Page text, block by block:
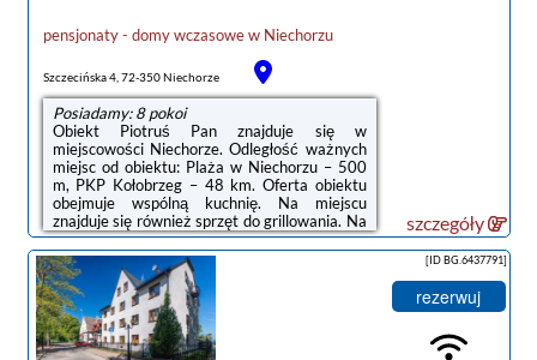
pensjonaty - domy wczasowew Niechorzu
Szczecińska 4, 72-350 Niechorze
Posiadamy: 8 pokoi
Obiekt Piotruś Pan znajduje się w
miejscowości Niechorze. Odległość ważnych
miejsc od obiektu: Plaża w Niechorzu – 500
m, PKP Kołobrzeg – 48 km. Oferta obiektu
obejmuje wspólną kuchnię. Na miejscu
znajduje się również sprzęt do grillowania. Na
terenie obiektu znajduje się prywatny
parking.W każdej opcji zakwaterowania w
obiekcie znajduje się szafa, telewizor z
płaskim ekranem, prywatna łazienka oraz
pościel. We wszystkich pokojach w obiekcie
zapewniono prywatną łazienkę z prysznicem,
a także bezpłatne Wi-Fi. Niektóre opcje
szczegóły
[ID BG.6437791]
rezerwuj